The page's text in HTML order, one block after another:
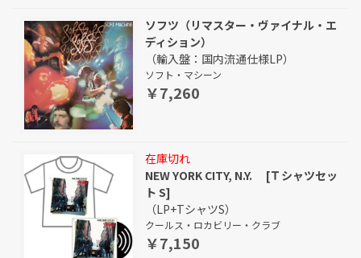
ソフツ（リマスター・ヴァイナル・エ
ディション）
（輸入盤：国内流通仕様LP）
ソフト・マシーン
￥7,260
在庫切れ
NEW YORK CITY, N.Y. [Ｔシャツセッ
ト S]
（LP+TシャツS）
クールス・ロカビリー・クラブ
￥7,150